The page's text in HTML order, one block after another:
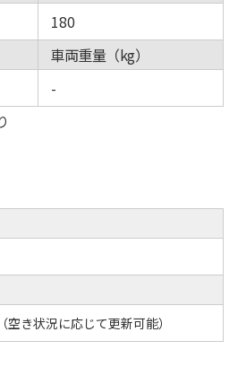
180
車両重量（kg）
-
き状況に応じて更新可能）